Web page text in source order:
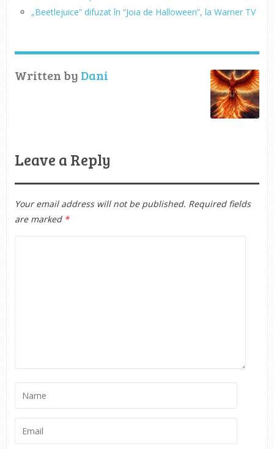
„Beetlejuice” difuzat în “Joia de Halloween”, la Warner TV
Written by Dani
Leave a Reply
Your email address will not be published. Required fields
are marked *